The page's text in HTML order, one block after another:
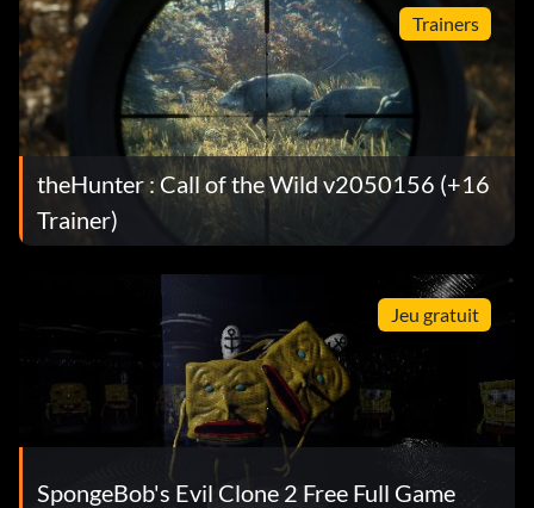
Trainers
theHunter : Call of the Wild v2050156 (+16
Trainer)
Jeu gratuit
SpongeBob's Evil Clone 2 Free Full Game